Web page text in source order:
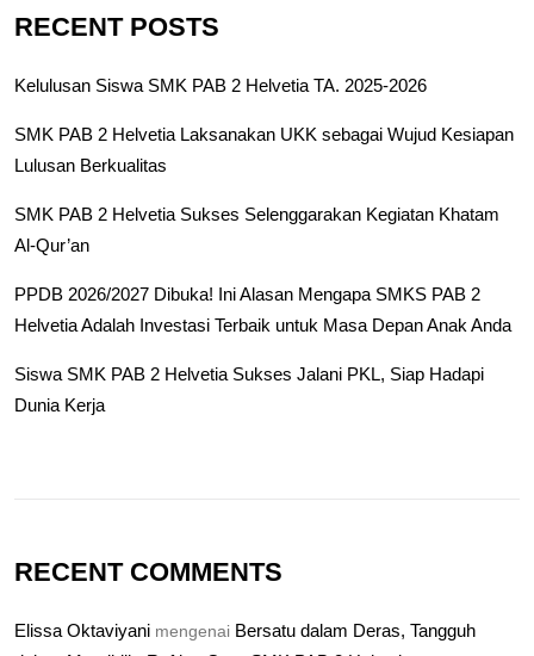
RECENT POSTS
Kelulusan Siswa SMK PAB 2 Helvetia TA. 2025-2026
SMK PAB 2 Helvetia Laksanakan UKK sebagai Wujud Kesiapan
Lulusan Berkualitas
SMK PAB 2 Helvetia Sukses Selenggarakan Kegiatan Khatam
Al-Qur’an
PPDB 2026/2027 Dibuka! Ini Alasan Mengapa SMKS PAB 2
Helvetia Adalah Investasi Terbaik untuk Masa Depan Anak Anda
Siswa SMK PAB 2 Helvetia Sukses Jalani PKL, Siap Hadapi
Dunia Kerja
RECENT COMMENTS
Elissa Oktaviyani mengenai Bersatu dalam Deras, Tangguh